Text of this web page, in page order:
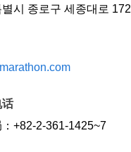
시 종로구 세종대로 172
话
+82-2-361-1425~7